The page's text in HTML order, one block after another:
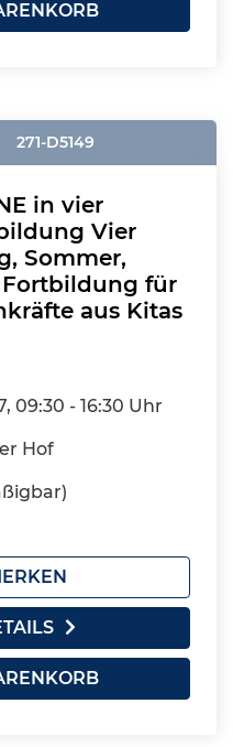
271-D5149
in vier
Vier
Sommer,
für
aus Kitas
09:30 - 16:30 Uhr
Hof